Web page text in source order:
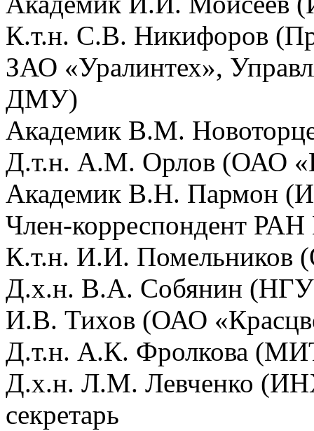
К.т.н. С.В. Никифоров
ЗАО «Уралинтех»,
ДМУ)
Академик В.М.
Д.т.н. А.М. Орлов (ОАО
Академик В.Н. Пармон
Член-корреспондент
К.т.н. И.И.
Д.х.н. В.А. Собянин
И.В. Тихов (ОАО
Д.т.н. А.К. Фролкова
Д.х.н. Л.М. Левченко
секретарь